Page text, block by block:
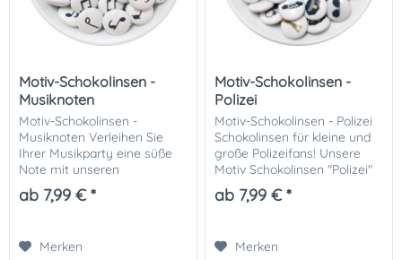
Motiv-Schokolinsen -
Musiknoten
Motiv-Schokolinsen -
Musiknoten Verleihen Sie
Ihrer Musikparty eine süße
Note mit unseren
Schokolinsen mit
Musiknoten-Motiv. Diese
perfekt für Musiker und...
ab 7,99 € *
Merken
Motiv-Schokolinsen -
Polizei
Motiv-Schokolinsen - Polizei
Schokolinsen für kleine und
große Polizeifans! Unsere
Motiv Schokolinsen "Polizei"
sind die ideale süße
Überraschung für Fans der
ab 7,99 € *
Merken